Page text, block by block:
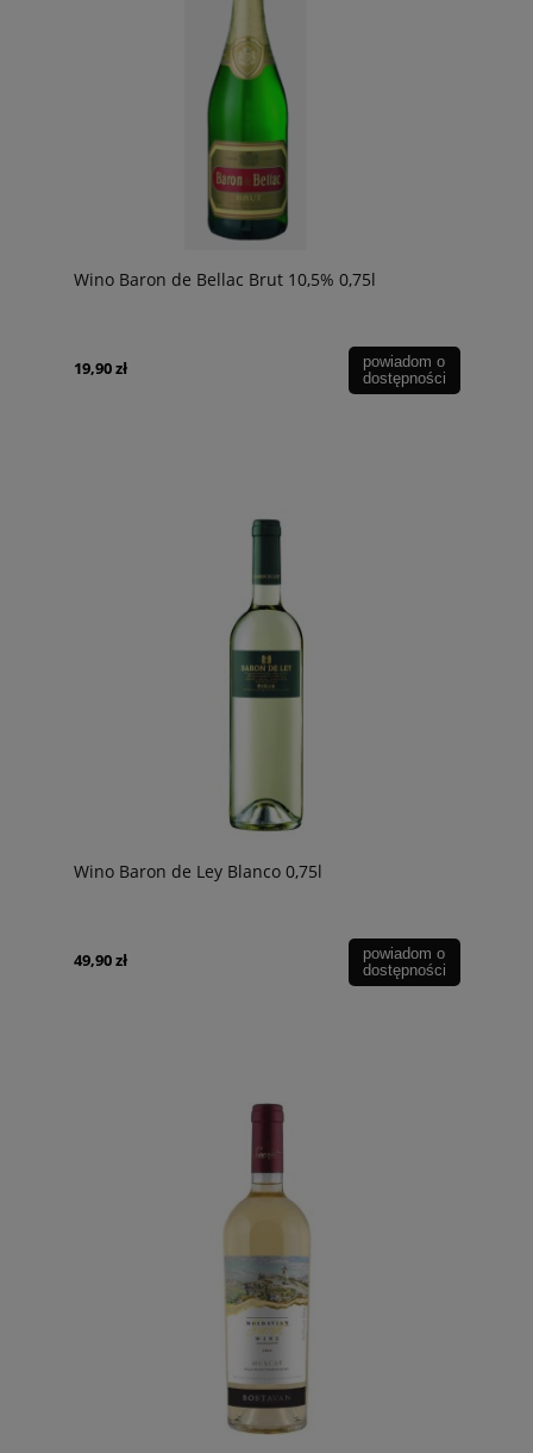
Wino Baron de Bellac Brut 10,5% 0,75l
19,90 zł
powiadom o
dostępności
Wino Baron de Ley Blanco 0,75l
49,90 zł
powiadom o
dostępności